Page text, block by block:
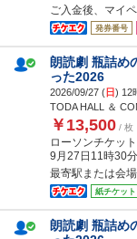
ご入金後、マイ
発券番号
朗読劇 瓶詰め
った2026
2026/09/27 (日) 12
TODA HALL ＆
￥13,500 /
ローソンチケッ
9月27日11時30
最寄駅または会
紙チケット
朗読劇 瓶詰め